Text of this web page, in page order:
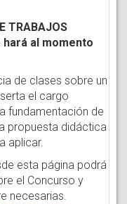
TRABAJOS
hará al momento
de clases sobre un
el cargo
fundamentación de
propuesta didáctica
aplicar.
esta página podrá
el Concurso y
necesarias.